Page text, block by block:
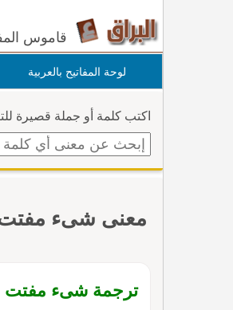
قاموس
لوحة المفاتيح بالعربية
اكتب كلمة أو جملة قصيرة
معنى شىء
ترجمة شىء مفتت